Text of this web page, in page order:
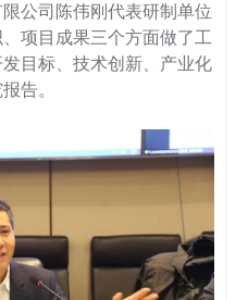
公司陈伟刚代表研制单位
项目成果三个方面做了工
目标、技术创新、产业化
告。